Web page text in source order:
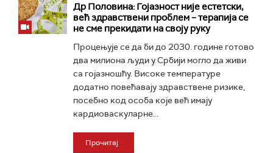
Др Половина: Гојазност није естетски,
већ здравствени проблем – терапија се
не сме прекидати на своју руку
Процењује се да би до 2030. године готово
два милиона људи у Србији могло да живи
са гојазношћу. Високе температуре
додатно повећавају здравствене ризике,
посебно код особа које већ имају
кардиоваскуларне...
Прочитај